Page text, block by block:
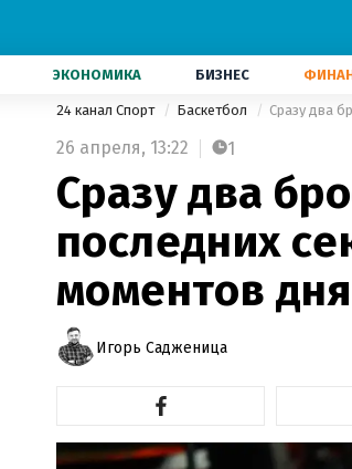
ЭКОНОМИКА БИЗНЕС
24 канал Спорт Баскетбол
26 апреля, 13:22 1
Сразу два
последних
моментов
Игорь Садженица